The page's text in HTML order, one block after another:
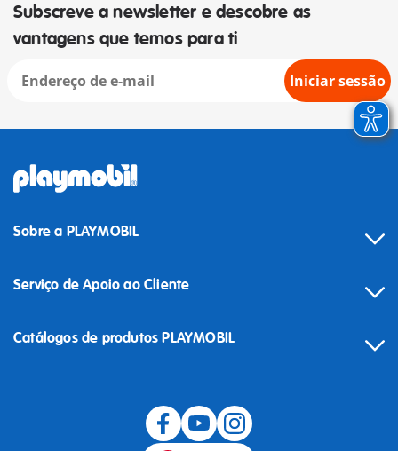
Subscreve a newsletter e descobre as
vantagens que temos para ti
Iniciar sessão
Sobre a PLAYMOBIL
Serviço de Apoio ao Cliente
Catálogos de produtos PLAYMOBIL